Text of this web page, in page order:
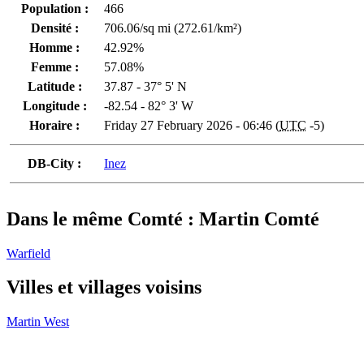
Population :
466
Densité :
706.06/sq mi (272.61/km²)
Homme :
42.92%
Femme :
57.08%
Latitude :
37.87 - 37° 5' N
Longitude :
-82.54 - 82° 3' W
Horaire :
Friday 27 February 2026 - 06:46 (UTC -5)
DB-City : Inez
Dans le même Comté : Martin Comté
Warfield
Villes et villages voisins
Martin West